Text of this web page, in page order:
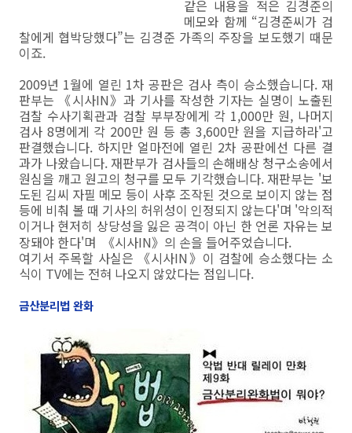
같은 내용을 적은 김경준의
메모와 함께 “김경준씨가 검
찰에게 협박당했다”는 김경준 가족의 주장을 보도했기 때문
이죠.
2009년 1월에 열린 1차 공판은 검사 측이 승소했습니다. 재
판부는 《시사IN》과 기사를 작성한 기자는 실명이 노출된
검찰 수사기획관과 검찰 부부장에게 각 1,000만 원, 나머지
검사 8명에게 각 200만 원 등 총 3,600만 원을 지급하라'고
판결했습니다. 하지만 얼마전에 열린 2차 공판에선 다른 결
과가 나왔습니다. 재판부가 검사들의 손해배상 청구소송에서
원심을 깨고 원고의 청구를 모두 기각했습니다. 재판부는 '보
도된 김씨 자필 메모 등이 사후 조작된 것으로 보이지 않는 점
등에 비춰 볼 때 기사의 허위성이 인정되지 않는다'며 '악의적
이거나 현저히 상당성을 잃은 ​공격이 아닌 한 언론 자유는 보
장돼야 한다'며 《시사IN》의 손을 들어주었습니다.
여기서 주목할 사실은 《시사IN》이 검찰에 승소했다는 소
식이 TV에는 전혀 나오지 않았다는 점입니다.
금산분리법 완화